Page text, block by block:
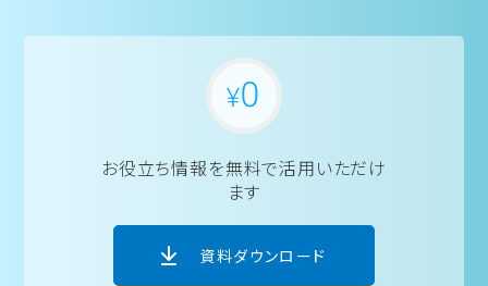
お役立ち情報を無料で活用いただけ
ます
資料ダウンロード